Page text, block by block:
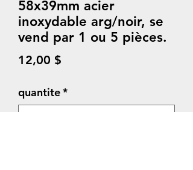
58x39mm acier
inoxydable arg/noir, se
vend par 1 ou 5 pièces.
12,00 $
quantite*